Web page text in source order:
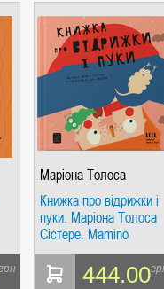
Маріона Толоса
Сістере
Книжка про відрижки і
пуки. Маріона Толоса
Сістере. Mamino
444.00